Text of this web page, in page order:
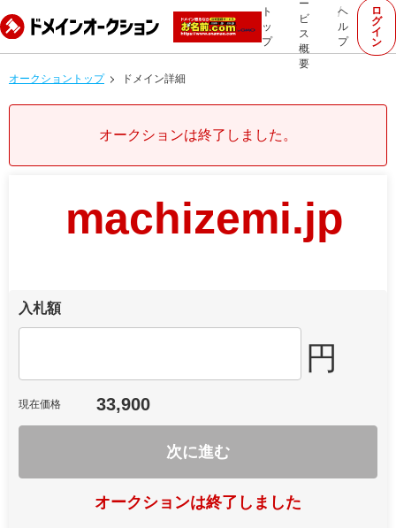
ト
ッ
プ
ー
ビ
ス
概
要
ヘ
ル
プ
ロ
グ
イ
ン
オークショントップ ドメイン詳細
オークションは終了しました。
machizemi.jp
入札額
円
現在価格 33,900
次に進む
オークションは終了しました